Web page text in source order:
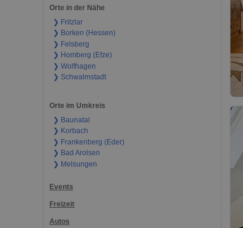
Orte in der Nähe
❯ Fritzlar
❯ Borken (Hessen)
❯ Felsberg
❯ Homberg (Efze)
❯ Wolfhagen
❯ Schwalmstadt
Orte im Umkreis
❯ Baunatal
❯ Korbach
❯ Frankenberg (Eder)
❯ Bad Arolsen
❯ Melsungen
Events
Freizeit
Autos